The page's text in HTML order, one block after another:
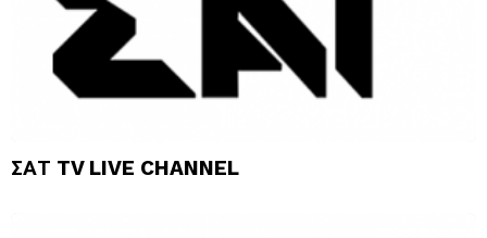
ΣΑΤ TV LIVE CHANNEL